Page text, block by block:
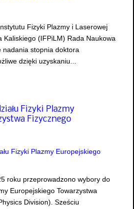
Fizyki Plazmy i Laserowej
Kaliskiego (IFPiLM) Rada Naukowa
nadania stopnia doktora
dzięki uzyskaniu...
Fizyki Plazmy
Fizycznego
roku przeprowadzono wybory do
Europejskiego Towarzystwa
Division). Sześciu